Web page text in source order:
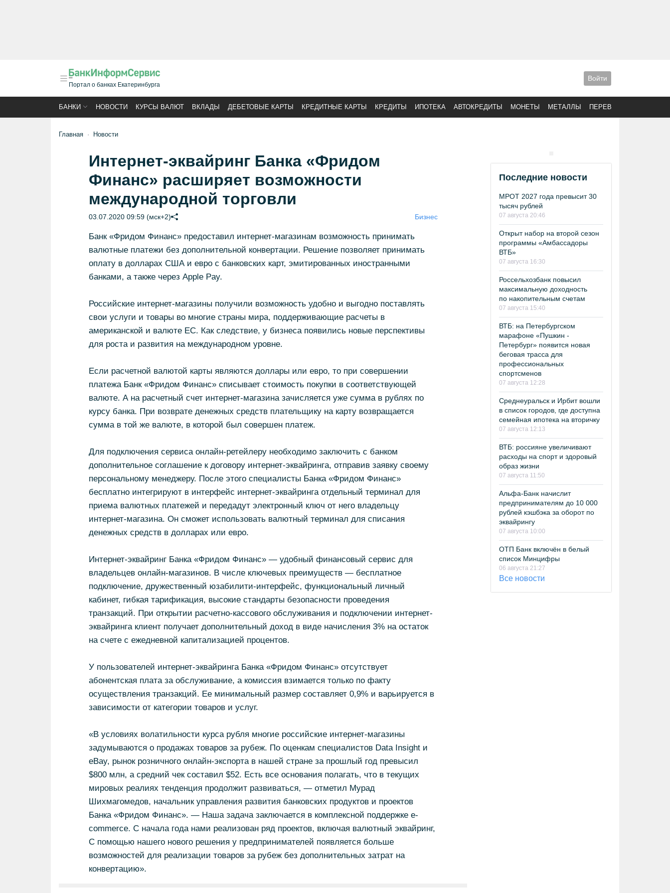
Портал о банках Екатеринбурга
Войти
БАНКИ НОВОСТИ КУРСЫ ВАЛЮТ ВКЛАДЫ ДЕБЕТОВЫЕ КАРТЫ КРЕДИТНЫЕ КАРТЫ КРЕДИТЫ ИПОТЕКА АВТОКРЕДИТЫ МОНЕТЫ МЕТАЛЛЫ ПЕРЕВОДЫ
Главная Новости
Интернет-эквайринг Банка «Фридом
Финанс» расширяет возможности
международной торговли
03.07.2020 09:59 (мск+2) Бизнес
Банк «Фридом Финанс» предоставил интернет-магазинам возможность принимать
валютные платежи без дополнительной конвертации. Решение позволяет принимать
оплату в долларах США и евро с банковских карт, эмитированных иностранными
банками, а также через Apple Pay.
Российские интернет-магазины получили возможность удобно и выгодно поставлять
свои услуги и товары во многие страны мира, поддерживающие расчеты в
американской и валюте ЕС. Как следствие, у бизнеса появились новые перспективы
для роста и развития на международном уровне.
Если расчетной валютой карты являются доллары или евро, то при совершении
платежа Банк «Фридом Финанс» списывает стоимость покупки в соответствующей
валюте. А на расчетный счет интернет-магазина зачисляется уже сумма в рублях по
курсу банка. При возврате денежных средств плательщику на карту возвращается
сумма в той же валюте, в которой был совершен платеж.
Для подключения сервиса онлайн-ретейлеру необходимо заключить с банком
дополнительное соглашение к договору интернет-эквайринга, отправив заявку своему
персональному менеджеру. После этого специалисты Банка «Фридом Финанс»
бесплатно интегрируют в интерфейс интернет-эквайринга отдельный терминал для
приема валютных платежей и передадут электронный ключ от него владельцу
интернет-магазина. Он сможет использовать валютный терминал для списания
денежных средств в долларах или евро.
Интернет-эквайринг Банка «Фридом Финанс» — удобный финансовый сервис для
владельцев онлайн-магазинов. В числе ключевых преимуществ — бесплатное
подключение, дружественный юзабилити-интерфейс, функциональный личный
кабинет, гибкая тарификация, высокие стандарты безопасности проведения
транзакций. При открытии расчетно-кассового обслуживания и подключении интернет-
эквайринга клиент получает дополнительный доход в виде начисления 3% на остаток
на счете с ежедневной капитализацией процентов.
У пользователей интернет-эквайринга Банка «Фридом Финанс» отсутствует
абонентская плата за обслуживание, а комиссия взимается только по факту
осуществления транзакций. Ее минимальный размер составляет 0,9% и варьируется в
зависимости от категории товаров и услуг.
«В условиях волатильности курса рубля многие российские интернет-магазины
задумываются о продажах товаров за рубеж. По оценкам специалистов Data Insight и
eBay, рынок розничного онлайн-экспорта в нашей стране за прошлый год превысил
$800 млн, а средний чек составил $52. Есть все основания полагать, что в текущих
мировых реалиях тенденция продолжит развиваться, — отметил Мурад
Шихмагомедов, начальник управления развития банковских продуктов и проектов
Банка «Фридом Финанс». — Наша задача заключается в комплексной поддержке e-
commerce. С начала года нами реализован ряд проектов, включая валютный эквайринг,
С помощью нашего нового решения у предпринимателей появляется больше
возможностей для реализации товаров за рубеж без дополнительных затрат на
конвертацию».
Последние новости
МРОТ 2027 года превысит 30
тысяч рублей
07 августа 20:46
Открыт набор на второй сезон
программы «Амбассадоры
ВТБ»
07 августа 16:30
Россельхозбанк повысил
максимальную доходность
по накопительным счетам
07 августа 15:40
ВТБ: на Петербургском
марафоне «Пушкин -
Петербург» появится новая
беговая трасса для
профессиональных
спортсменов
07 августа 12:28
Среднеуральск и Ирбит вошли
в список городов, где доступна
семейная ипотека на вторичку
07 августа 12:13
ВТБ: россияне увеличивают
расходы на спорт и здоровый
образ жизни
07 августа 11:50
Альфа-Банк начислит
предпринимателям до 10 000
рублей кэшбэка за оборот по
эквайрингу
07 августа 10:00
ОТП Банк включён в белый
список Минцифры
06 августа 21:27
Все новости